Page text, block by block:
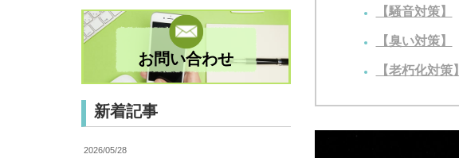
【騒音対策】
【臭い対策】
【老朽化対策】
お問い合わせ
新着記事
2026/05/28